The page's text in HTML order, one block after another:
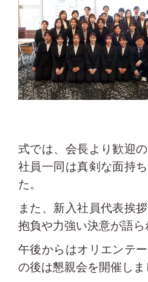
式では、会長より歓迎
社員一同は真剣な面持
た。
また、新入社員代表挨
抱負や力強い決意が語ら
午後からはオリエンテ
の後は懇親会を開催しま